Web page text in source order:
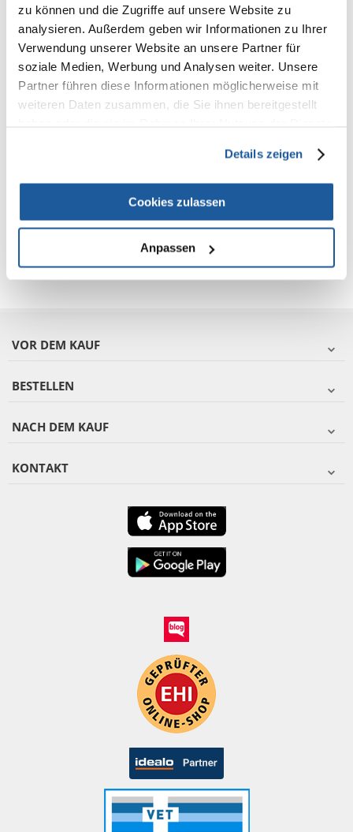
zu können und die Zugriffe auf unsere Website zu
analysieren. Außerdem geben wir Informationen zu Ihrer
Verwendung unserer Website an unsere Partner für
soziale Medien, Werbung und Analysen weiter. Unsere
Partner führen diese Informationen möglicherweise mit
weiteren Daten zusammen, die Sie ihnen bereitgestellt
Details zeigen
Cookies zulassen
Anpassen
NEUE NACHRICHT
Bewertungen
Zusätzliche Fotos
VOR DEM KAUF
BESTELLEN
NACH DEM KAUF
KONTAKT